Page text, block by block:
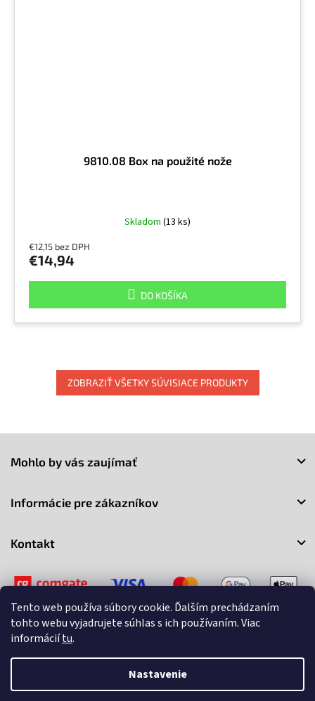
Tento web používa súbory cookie. Ďalším prechádzaním
tohto webu vyjadrujete súhlas s ich používaním. Viac
informáciítu.
Nastavenie
9810.08 Box na použité nože
Skladom (13 ks)
€12,15 bez DPH
€14,94
DO KOŠÍKA
ZOBRAZIŤ VŠETKY SÚVISIACE PRODUKTY
Mohlo by vás zaujímať
Informácie pre zákazníkov
Kontakt
Vytvoril Shoptet
Copyright 2026